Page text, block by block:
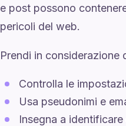
e post possono
pericoli del web.
Prendi in considerazione
Controlla le
Usa pseudonimi e
Insegna a